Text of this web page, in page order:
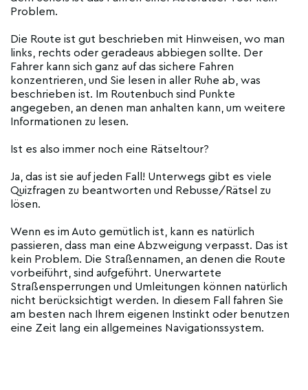
Problem.
Die Route ist gut beschrieben mit Hinweisen, wo man
links, rechts oder geradeaus abbiegen sollte. Der
Fahrer kann sich ganz auf das sichere Fahren
konzentrieren, und Sie lesen in aller Ruhe ab, was
beschrieben ist. Im Routenbuch sind Punkte
angegeben, an denen man anhalten kann, um weitere
Informationen zu lesen.
Ist es also immer noch eine Rätseltour?
Ja, das ist sie auf jeden Fall! Unterwegs gibt es viele
Quizfragen zu beantworten und Rebusse/Rätsel zu
lösen.
Wenn es im Auto gemütlich ist, kann es natürlich
passieren, dass man eine Abzweigung verpasst. Das ist
kein Problem. Die Straßennamen, an denen die Route
vorbeiführt, sind aufgeführt. Unerwartete
Straßensperrungen und Umleitungen können natürlich
nicht berücksichtigt werden. In diesem Fall fahren Sie
am besten nach Ihrem eigenen Instinkt oder benutzen
eine Zeit lang ein allgemeines Navigationssystem.